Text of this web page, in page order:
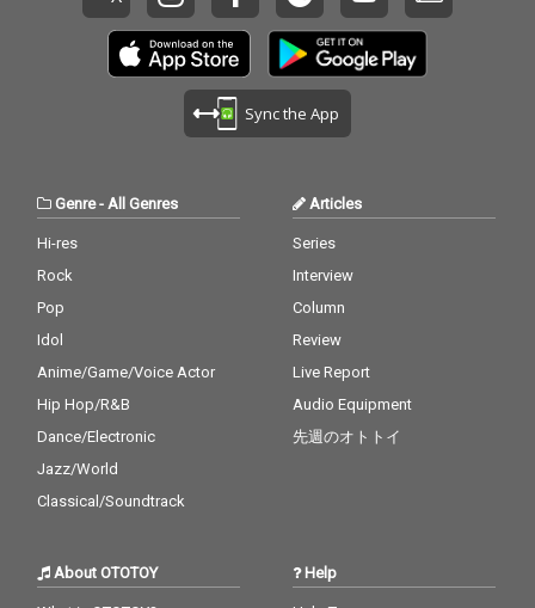
Sync the App
Genre- All Genres
Hi-res
Rock
Pop
Idol
Anime/Game/Voice Actor
Hip Hop/R&B
Dance/Electronic
Jazz/World
Classical/Soundtrack
Articles
Series
Interview
Column
Review
Live Report
Audio Equipment
先週のオトトイ
About OTOTOY Help